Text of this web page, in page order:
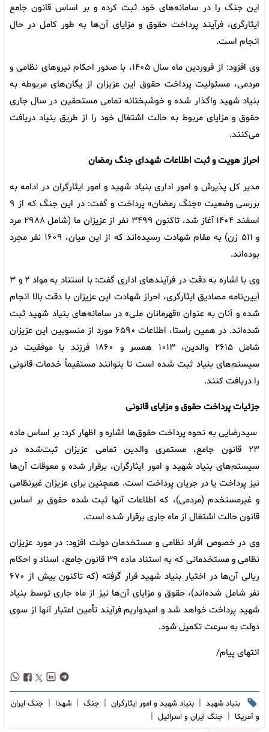
این جنگ را در سامانه‌های خود ثبت کرده و بر اساس قانون جامع
ایثارگری، فرآیند پرداخت حقوق و مزایای آن‌ها به طور کامل در حال
انجام است.
وی افزود: از فروردین ماه سال ۱۴۰۵، با صدور احکام نیروهای نظامی و
مردمی، مسئولیت پرداخت حقوق این عزیزان از یگان‌های مربوطه به
بنیاد شهید واگذار شده و خوشبختانه تمامی مستحقین در سال جاری
حقوق و مزایای مربوط به حالت اشتغال خود را از طریق بنیاد دریافت
می‌کنند.
احراز هویت و ثبت اطلاعات شهدای جنگ رمضان
مدیر کل پذیرش و امور اداری بنیاد شهید و امور ایثارگران در ادامه به
بررسی وضعیت «جنگ رمضان» پرداخت و گفت: در این جنگ که از ۹
اسفند ۱۴۰۴ آغاز شد، تاکنون ۳۴۹۹ نفر از عزیزان ما (شامل ۲۹۸۸ مرد
و ۵۱۱ زن) به مقام شهادت رسیده‌اند که از این میان، ۱۶۰۹ نفر مجرد
بوده‌اند.
وی با اشاره به دقت در فرآیندهای اداری گفت: با استناد به مواد ۲ و ۳
آیین‌نامه مصادیق ایثارگری، احراز شهادت این عزیزان با دقت بالا انجام
شده و آنان به عنوان «قهرمانان ملی» در سامانه‌های بنیاد شهید ثبت
شده‌اند. در همین راستا، اطلاعات ۶۵۹۰ مورد از منسوبین این عزیزان
شامل ۲۶۱۵ والدین، ۱۰۱۳ همسر و ۱۸۶۰ فرزند با موفقیت در
سیستم‌های بنیاد ثبت شده است تا بتوانند مستقیماً خدمات قانونی
را دریافت کنند.
جزئیات پرداخت حقوق و مزایای قانونی
سیدرضایی به نحوه پرداخت حقوق‌ها اشاره و اظهار کرد: بر اساس ماده
۲۳ قانون جامع، مستمری والدین تمامی عزیزان ثبت‌شده در
سیستم‌های بنیاد شهید و امور ایثارگران، برقرار شده و معوقات آن‌ها
نیز پرداخت یا در جریان پرداخت است. همچنین برای عزیزان غیرنظامی
و غیرمستخدم (مردمی)، که اطلاعات آنها ثبت شده حقوق بر اساس
قانون حالت اشتغال از ماه جاری برقرار شده است.
وی در خصوص افراد نظامی و مستخدمان دولت افزود: در مورد عزیزان
نظامی و مستخدمانی که به استناد ماده ۳۹ قانون جامع، اسناد و احکام
ریالی آن‌ها در اختیار بنیاد شهید قرار گرفته (که تاکنون بیش از ۶۷۰
نفر شامل شده‌اند)، حقوق و مزایای آن‌ها نیز از ماه جاری توسط بنیاد
شهید پرداخت خواهد شد و امیدواریم فرآیند تأمین اعتبار آنها از سوی
دولت به سرعت تکمیل شود.
انتهای پیام/
بنیاد شهید | بنیاد شهید و امور ایثارگران | جنگ | شهدا | جنگ ایران
و آمریکا | جنگ ایران و اسرائیل |